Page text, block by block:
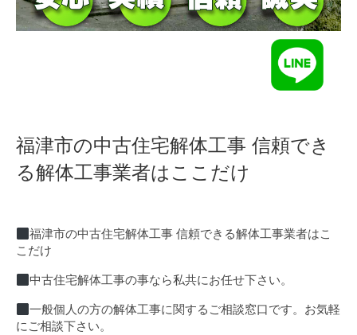
福津市の中古住宅解体工事 信頼でき
る解体工事業者はここだけ
福津市の中古住宅解体工事 信頼できる解体工事業者はこ
こだけ
中古住宅解体工事の事なら私共にお任せ下さい。
一般個人の方の解体工事に関するご相談窓口です。お気軽
にご相談下さい。